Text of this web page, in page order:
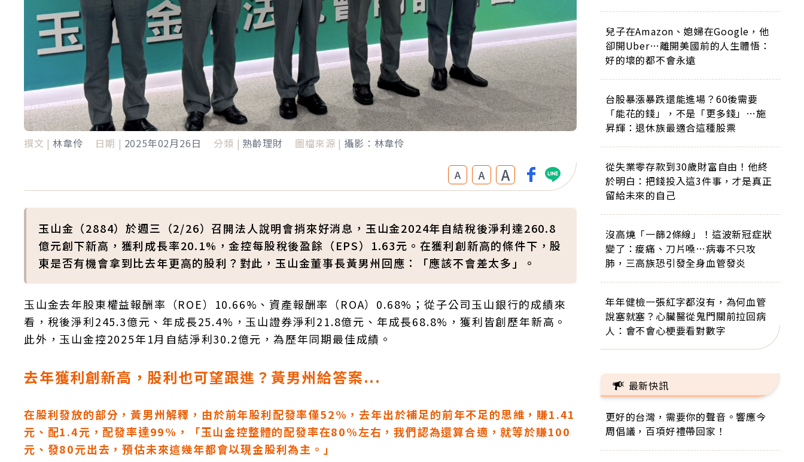
撰文 | 林韋伶 日期 | 2025年02月26日 分類 | 熟齡理財 圖檔來源 | 攝影：林韋伶
A A A
玉山金（2884）於週三（2/26）召開法人說明會捎來好消息，玉山金2024年自結稅後淨利達260.8
億元創下新高，獲利成長率20.1%，金控每股稅後盈餘（EPS）1.63元。在獲利創新高的條件下，股
東是否有機會拿到比去年更高的股利？對此，玉山金董事長黃男州回應：「應該不會差太多」。
玉山金去年股東權益報酬率（ROE）10.66%、資產報酬率（ROA）0.68%；從子公司玉山銀行的成績來
看，稅後淨利245.3億元、年成長25.4%，玉山證券淨利21.8億元、年成長68.8%，獲利皆創歷年新高。
此外，玉山金控2025年1月自結淨利30.2億元，為歷年同期最佳成績。
去年獲利創新高，股利也可望跟進？黃男州給答案...
在股利發放的部分，黃男州解釋，由於前年股利配發率僅52%，去年出於補足的前年不足的思維，賺1.41
元、配1.4元，配發率達99%，「玉山金控整體的配發率在80%左右，我們認為還算合適，就等於賺100
元、發80元出去，預估未來這幾年都會以現金股利為主。」
兒子在Amazon、媳婦在Google，他
卻開Uber…離開美國前的人生體悟：
好的壞的都不會永遠
台股暴漲暴跌還能進場？60後需要
「能花的錢」，不是「更多錢」…施
昇輝：退休族最適合這種股票
從失業零存款到30歲財富自由！他終
於明白：把錢投入這3件事，才是真正
留給未來的自己
沒高燒「一篩2條線」！這波新冠症狀
變了：痠痛、刀片嗓…病毒不只攻
肺，三高族恐引發全身血管發炎
年年健檢一張紅字都沒有，為何血管
說塞就塞？心臟醫從鬼門關前拉回病
人：會不會心梗要看對數字
最新快訊
更好的台灣，需要你的聲音。響應今
周倡議，百項好禮帶回家！